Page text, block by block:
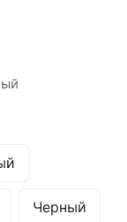
Черный